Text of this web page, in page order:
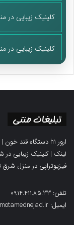
کلینیک زیبایی در
کلینیک زیبایی در
تبلیغات متنی
ارور h1 دستگاه قند خون |
لینک |کلینیک زیبایی در
فیزیوتراپی در منزل شرق
تلفن: 0914.411.85.33
ایمیل: info@drmotamednejad.ir